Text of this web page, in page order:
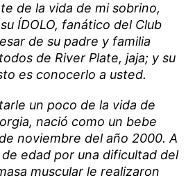
de la vida de mi sobrino,
ÍDOLO, fanático del Club
de su padre y familia
de River Plate, jaja; y su
es conocerlo a usted.
un poco de la vida de
nació como un bebe
de noviembre del año 2000. A
edad por una dificultad del
muscular le realizaron